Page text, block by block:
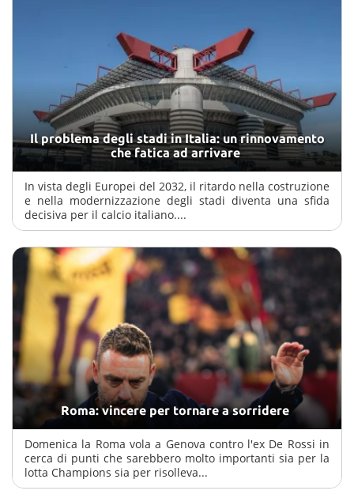
Il problema degli stadi in Italia: un rinnovamento
che fatica ad arrivare
In vista degli Europei del 2032, il ritardo nella costruzione
e nella modernizzazione degli stadi diventa una sfida
decisiva per il calcio italiano....
Roma: vincere per tornare a sorridere
Domenica la Roma vola a Genova contro l'ex De Rossi in
cerca di punti che sarebbero molto importanti sia per la
lotta Champions sia per risolleva...